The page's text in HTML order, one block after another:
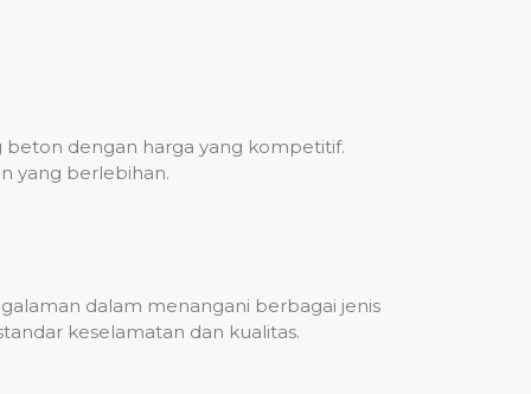
beton dengan harga yang kompetitif.
yang berlebihan.
dalam menangani berbagai jenis
keselamatan dan kualitas.